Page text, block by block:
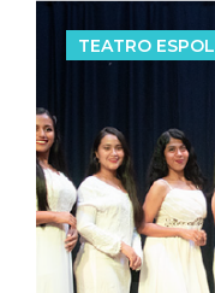
TEATRO ESPOL